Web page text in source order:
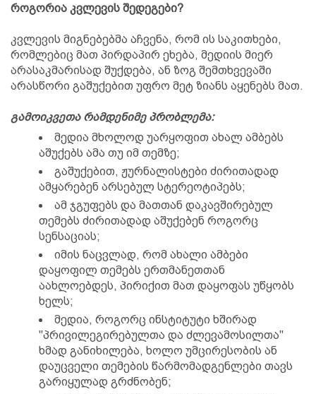
როგორია კვლევის შედეგები?
კვლევის მიგნებებმა აჩვენა, რომ ის საკითხები,
რომლებიც მათ პირდაპირ ეხება, მედიის მიერ
არასაკმარისად შუქდება, ან ზოგ შემთხვევაში
არასწორი გაშუქებით უფრო მეტ ზიანს აყენებს მათ.
გამოიკვეთა რამდენიმე პრობლემა:
მედია მხოლოდ უარყოფით ახალ ამბებს
აშუქებს ამა თუ იმ თემზე;
გაშუქებით, ჟურნალისტები ძირითადად
ამყარებენ არსებულ სტერეოტიპებს;
ამ ჯგუფებს და მათთან დაკავშირებულ
თემებს ძირითადად აშუქებენ როგორც
სენსაციას;
იმის ნაცვლად, რომ ახალი ამბები
დაყოფილ თემებს ერთმანეთთან
აახლოებდეს, პირიქით მათ დაყოფას უწყობს
ხელს;
მედია, როგორც ინსტიტუტი ხშირად
"პრივილეგირებულთა და ძლევამოსილთა"
ხმად განიხილება, ხოლო უმცირესობის ან
დაუცველი თემების წარმომადგენლები თავს
გარიყულად გრძნობენ;